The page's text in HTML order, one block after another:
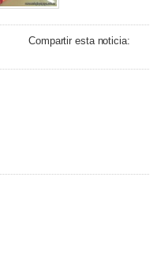
Compartir esta noticia: